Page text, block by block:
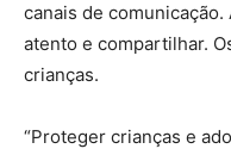
canais de
atento e compartilhar.
crianças.
“Proteger crianças e